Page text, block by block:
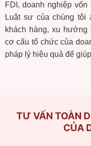
FDI,doanh nghiệp vốn
Luật sư của chúng tôi
khách hàng, xu hướng
cơ cấu tổ chức của
pháp lý hiệu quả để giúp
TƯ VẤN TOÀN
CỦA